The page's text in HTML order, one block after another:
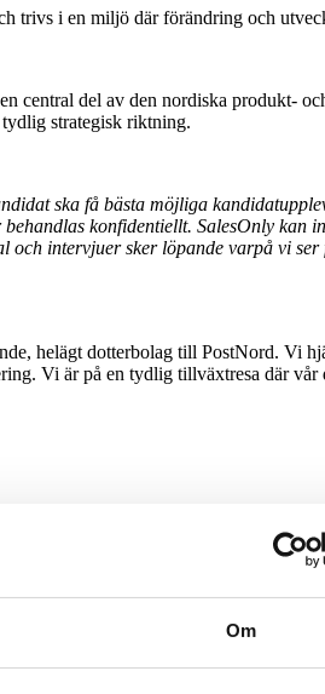
Om
trivs i en miljö där förändring och
central del av den nordiska produkt-
strategisk riktning.
ska få bästa möjliga
konfidentiellt. SalesOnly kan
intervjuer sker löpande varpå vi
helägt dotterbolag till PostNord. Vi
Vi är på en tydlig tillväxtresa där
rekrytering och
Go the Wise Way.